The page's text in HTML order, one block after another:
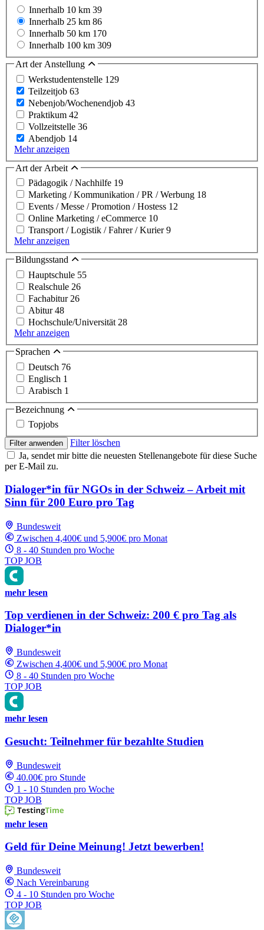
Innerhalb 10 km 39
Innerhalb 25 km 86
Innerhalb 50 km 170
Innerhalb 100 km 309
Art der Anstellung
Werkstudentenstelle 129
Teilzeitjob 63
Nebenjob/Wochenendjob 43
Praktikum 42
Vollzeitstelle 36
Abendjob 14
Mehr anzeigen
Art der Arbeit
Pädagogik / Nachhilfe 19
Marketing / Kommunikation / PR / Werbung 18
Events / Messe / Promotion / Hostess 12
Online Marketing / eCommerce 10
Transport / Logistik / Fahrer / Kurier9
Mehr anzeigen
Bildungsstand
Hauptschule 55
Realschule 26
Fachabitur 26
Abitur48
Hochschule/Universität 28
Mehr anzeigen
Sprachen
Deutsch 76
Englisch 1
Arabisch 1
Bezeichnung
Topjobs
Filter anwenden
Filter löschen
Ja, sendet mir bitte die neuesten Stellenangebote für diese Suche
per E-Mail zu.
Dialoger*in für NGOs in der Schweiz – Arbeit mit
Sinn für 200 Euro pro Tag
Bundesweit
Zwischen 4,400€ und 5,900€ pro Monat
8 - 40 Stunden pro Woche
TOP JOB
mehr lesen
Top verdienen in der Schweiz: 200 € pro Tag als
Dialoger*in
Bundesweit
Zwischen 4,400€ und 5,900€ pro Monat
8 - 40 Stunden pro Woche
TOP JOB
mehr lesen
Gesucht: Teilnehmer für bezahlte Studien
Bundesweit
40.00€ pro Stunde
1 - 10 Stunden pro Woche
TOP JOB
mehr lesen
Geld für Deine Meinung! Jetzt bewerben!
Bundesweit
Nach Vereinbarung
4 - 10 Stunden pro Woche
TOP JOB